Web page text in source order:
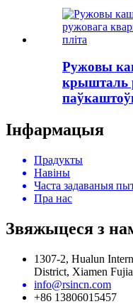
Ружовы
крышталь
Інфармацыя
Прадукты
Навіны
Часта задаваныя
Пра нас
Звяжыцеся з
1307-2, Hualun
District, Xiamen
info@rsincn.com
+86 13806015457